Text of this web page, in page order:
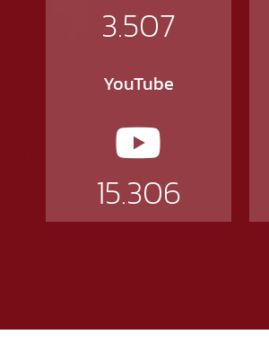
3.507
YouTube
15.306